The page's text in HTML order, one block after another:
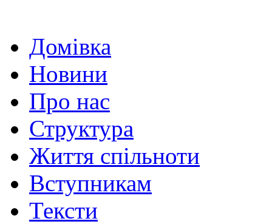
Домівка
Новини
Про нас
Структура
Життя спільноти
Вступникам
Тексти